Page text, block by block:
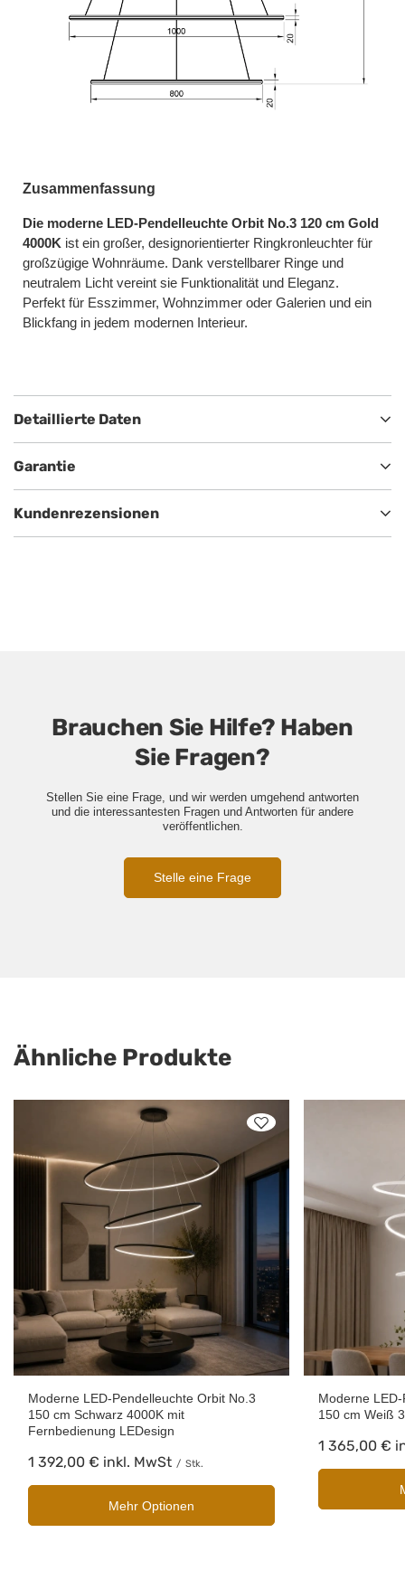
Zusammenfassung
Die moderne LED-Pendelleuchte Orbit No.3 120 cm Gold
4000K ist ein großer, designorientierter Ringkronleuchter für
großzügige Wohnräume. Dank verstellbarer Ringe und
neutralem Licht vereint sie Funktionalität und Eleganz.
Perfekt für Esszimmer, Wohnzimmer oder Galerien und ein
Blickfang in jedem modernen Interieur.
Detaillierte Daten
Garantie
Kundenrezensionen
Brauchen Sie Hilfe? Haben
Sie Fragen?
Stellen Sie eine Frage, und wir werden umgehend antworten
und die interessantesten Fragen und Antworten für andere
veröffentlichen.
Stelle eine Frage
Ähnliche Produkte
Moderne LED-Pendelleuchte Orbit No.3
150 cm Schwarz 4000K mit
Fernbedienung LEDesign
1 392,00 € inkl. MwSt / Stk.
Mehr Optionen
Moderne
150 cm Weiß
1 365,00 €